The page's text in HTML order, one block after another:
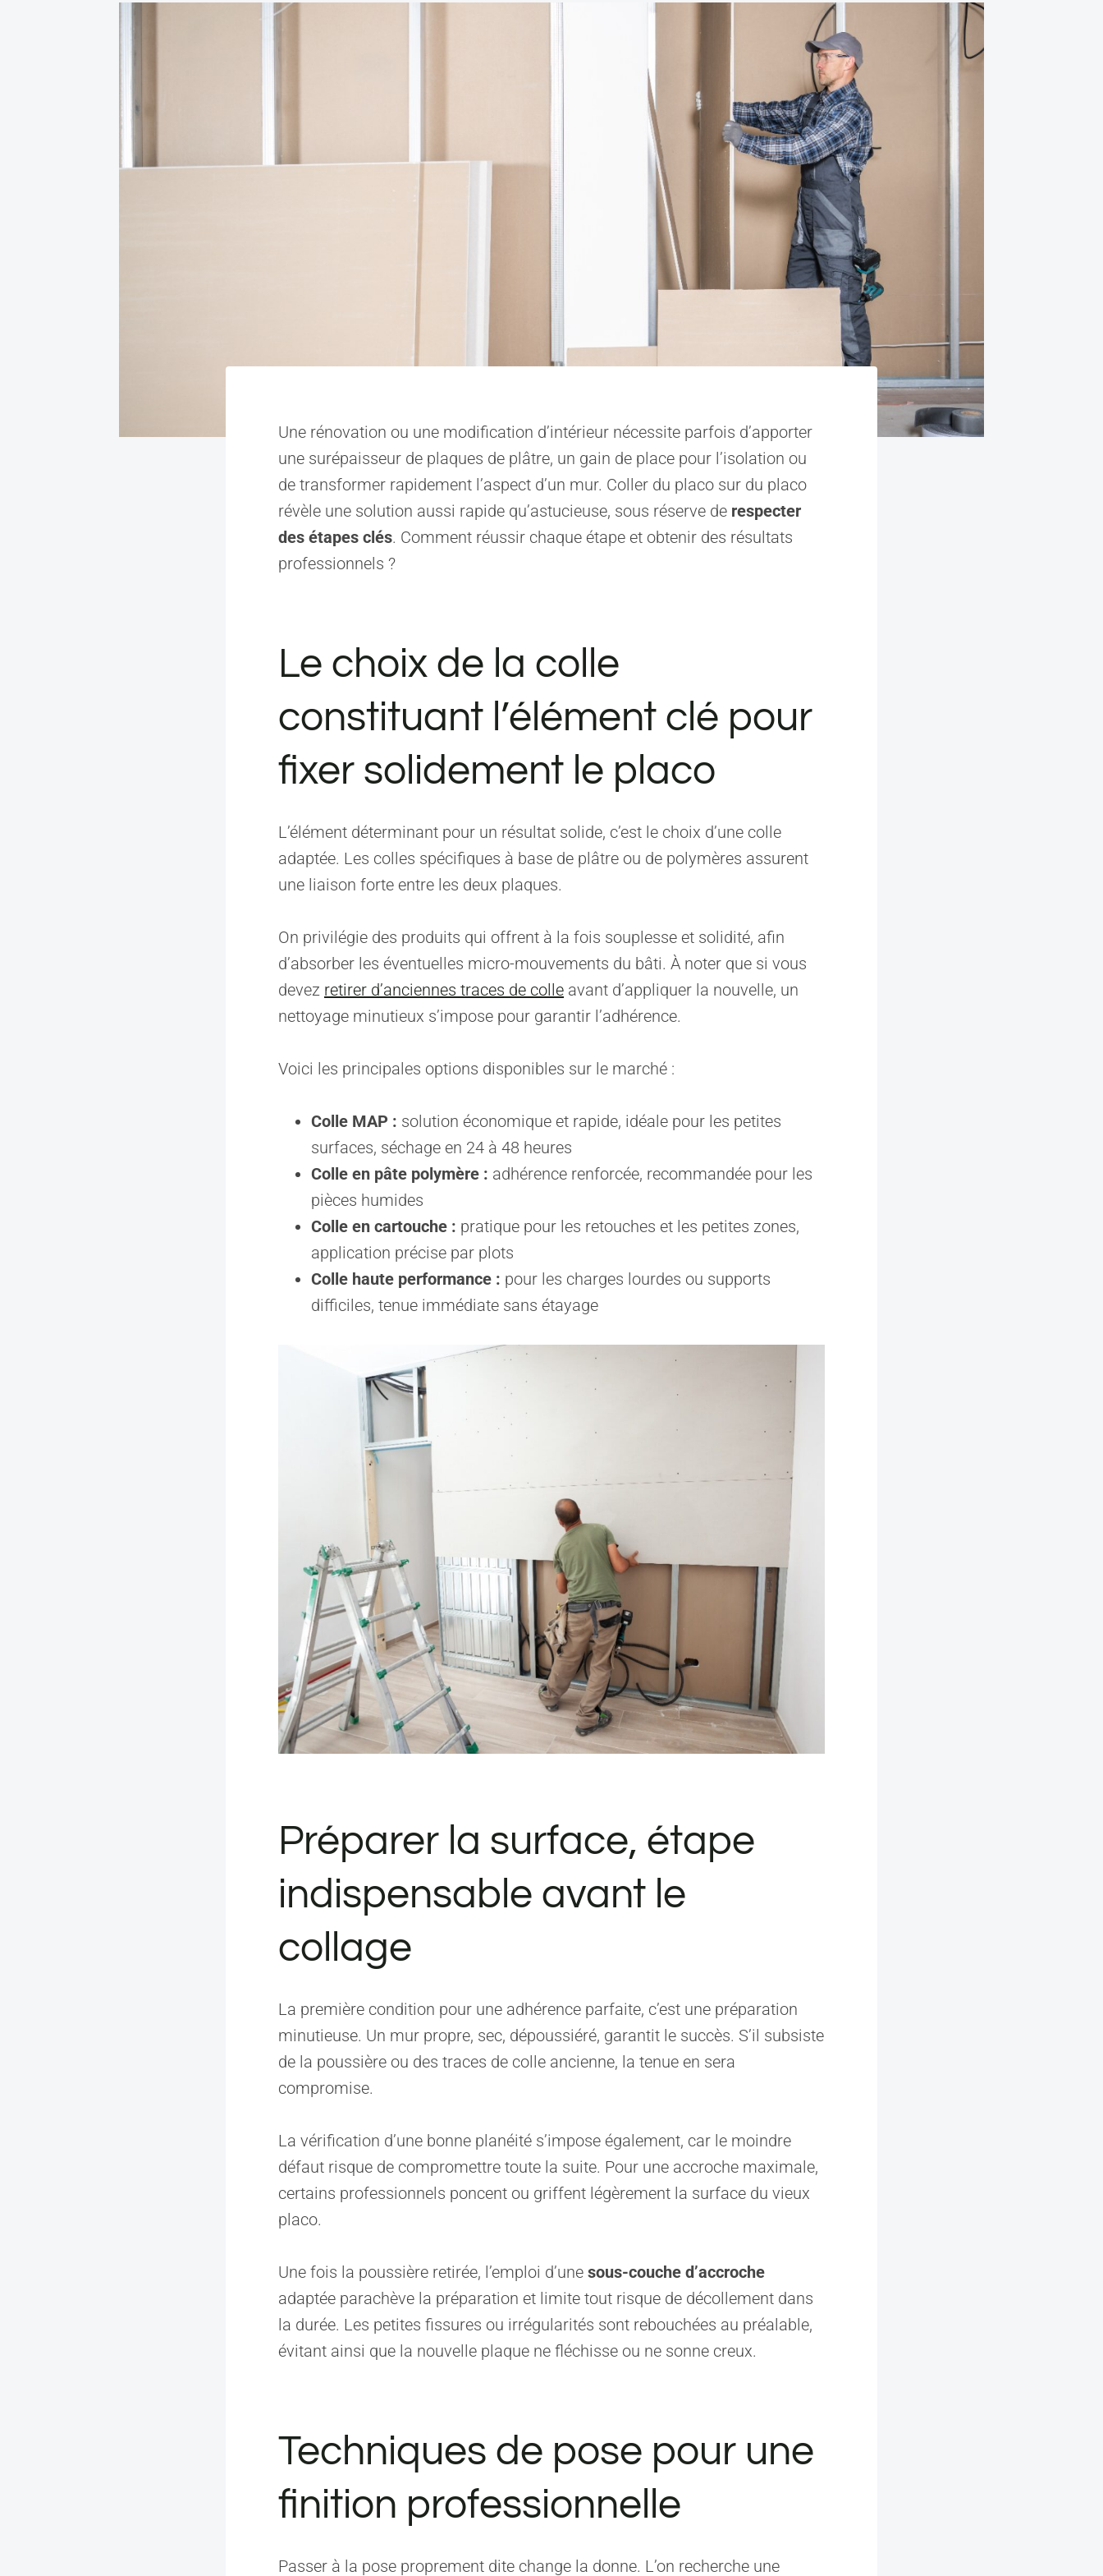
Une rénovation ou une modification d’intérieur nécessite parfois d’apporter
une surépaisseur de plaques de plâtre, un gain de place pour l’isolation ou
de transformer rapidement l’aspect d’un mur. Coller du placo sur du placo
révèle une solution aussi rapide qu’astucieuse, sous réserve de respecter
des étapes clés. Comment réussir chaque étape et obtenir des résultats
professionnels ?
Le choix de la colle
constituant l’élément clé pour
fixer solidement le placo
L’élément déterminant pour un résultat solide, c’est le choix d’une colle
adaptée. Les colles spécifiques à base de plâtre ou de polymères assurent
une liaison forte entre les deux plaques.
On privilégie des produits qui offrent à la fois souplesse et solidité, afin
d’absorber les éventuelles micro-mouvements du bâti. À noter que si vous
devez retirer d’anciennes traces de colle avant d’appliquer la nouvelle, un
nettoyage minutieux s’impose pour garantir l’adhérence.
Voici les principales options disponibles sur le marché :
Colle MAP : solution économique et rapide, idéale pour les petites
surfaces, séchage en 24 à 48 heures
Colle en pâte polymère : adhérence renforcée, recommandée pour les
pièces humides
Colle en cartouche : pratique pour les retouches et les petites zones,
application précise par plots
Colle haute performance : pour les charges lourdes ou supports
difficiles, tenue immédiate sans étayage
Préparer la surface, étape
indispensable avant le
collage
La première condition pour une adhérence parfaite, c’est une préparation
minutieuse. Un mur propre, sec, dépoussiéré, garantit le succès. S’il subsiste
de la poussière ou des traces de colle ancienne, la tenue en sera
compromise.
La vérification d’une bonne planéité s’impose également, car le moindre
défaut risque de compromettre toute la suite. Pour une accroche maximale,
certains professionnels poncent ou griffent légèrement la surface du vieux
placo.
Une fois la poussière retirée, l’emploi d’une sous-couche d’accroche
adaptée parachève la préparation et limite tout risque de décollement dans
la durée. Les petites fissures ou irrégularités sont rebouchées au préalable,
évitant ainsi que la nouvelle plaque ne fléchisse ou ne sonne creux.
Techniques de pose pour une
finition professionnelle
Passer à la pose proprement dite change la donne. L’on recherche une